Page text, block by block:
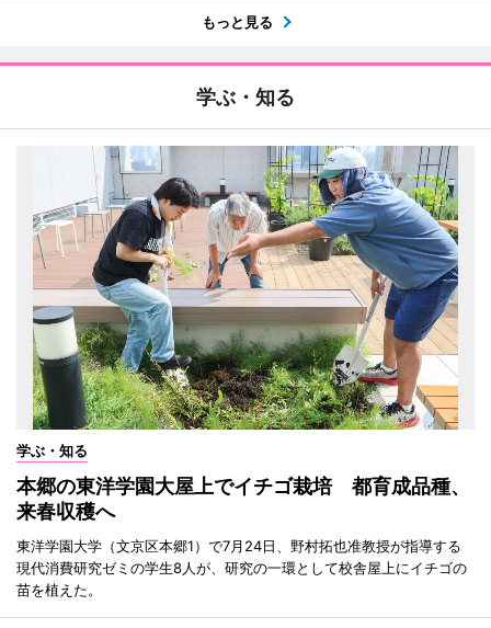
もっと見る
学ぶ・知る
学ぶ・知る
本郷の東洋学園大屋上でイチゴ栽培 都育成品種、
来春収穫へ
東洋学園大学（文京区本郷1）で7月24日、野村拓也准教授が指導する
現代消費研究ゼミの学生8人が、研究の一環として校舎屋上にイチゴの
苗を植えた。